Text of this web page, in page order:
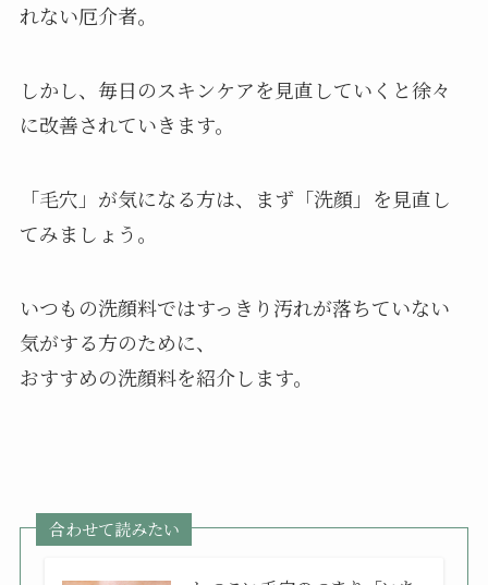
れない厄介者。
しかし、毎日のスキンケアを見直していくと徐々
に改善されていきます。
「毛穴」が気になる方は、まず「洗顔」を見直し
てみましょう。
いつもの洗顔料ではすっきり汚れが落ちていない
気がする方のために、
おすすめの洗顔料を紹介します。
合わせて読みたい